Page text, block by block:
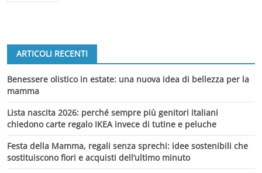
ARTICOLI RECENTI
Benessere olistico in estate: una nuova idea di bellezza per la
mamma
Lista nascita 2026: perché sempre più genitori italiani
chiedono carte regalo IKEA invece di tutine e peluche
Festa della Mamma, regali senza sprechi: idee sostenibili che
sostituiscono fiori e acquisti dell’ultimo minuto